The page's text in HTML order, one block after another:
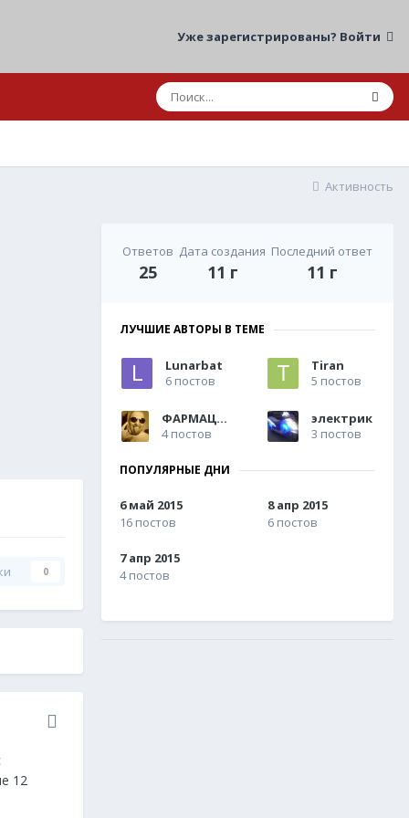
Уже зарегистрированы? Войти
Активность
0
12
Ответов
25
Дата создания
11 г
Последний ответ
11 г
ЛУЧШИЕ АВТОРЫ В ТЕМЕ
Lunarbat
6 постов
Tiran
5 постов
ФАРМАЦЕВТ
4 постов
электрик
3 постов
ПОПУЛЯРНЫЕ ДНИ
6 май 2015
16 постов
8 апр 2015
6 постов
7 апр 2015
4 постов